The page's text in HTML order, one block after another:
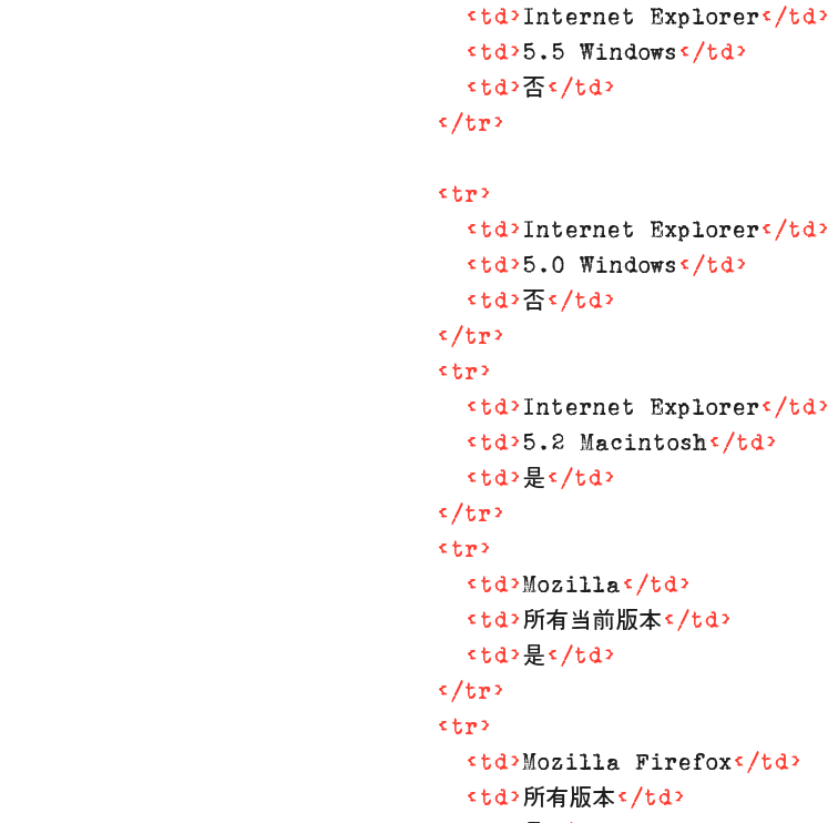
< td> Internet Explorer</td>
< td>5.5 Windows </td>
< td>否</td>
</tr>
< tr>
< td> Internet Explorer</td>
< td>5.0 Windows </td>
< td>否</td>
</tr>
< tr>
< td> Internet Explorer</td>
< td>5.2 Macintosh</td>
< td>是</td>
</tr>
< tr>
< td>Mozilla</td>
< td> 所有当前版本</td>
< td>是</td>
</tr>
< tr>
< td>Mozilla Firefox</td>
< td> 所有版本</td>